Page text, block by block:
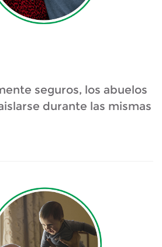
seguros, los abuelos
durante las mismas